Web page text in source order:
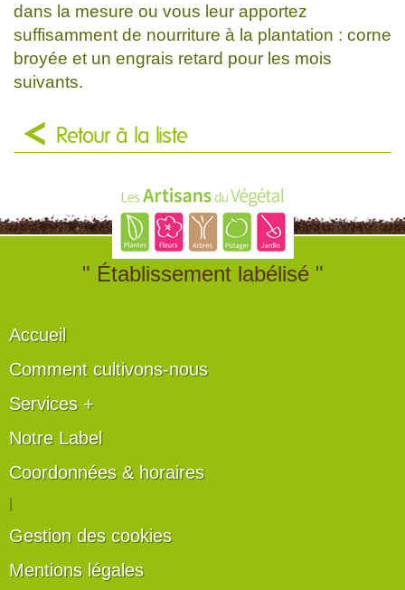
dans la mesure ou vous leur apportez
suffisamment de nourriture à la plantation : corne
broyée et un engrais retard pour les mois
suivants.
Retour à la liste
" Établissement labélisé "
Accueil
Comment cultivons-nous
Services +
Notre Label
Coordonnées & horaires
Gestion des cookies
Mentions légales